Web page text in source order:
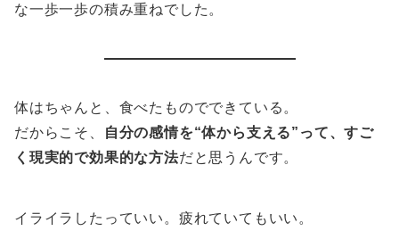
な一歩一歩の積み重ねでした。
体はちゃんと、食べたものでできている。
だからこそ、
自分の感情を“体から支える”って、すご
く現実的で効果的な方法だと思うんです。
イライラしたっていい。疲れていてもいい。